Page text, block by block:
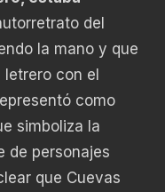
del
la mano y que
con el
como
simboliza la
de personajes
que Cuevas